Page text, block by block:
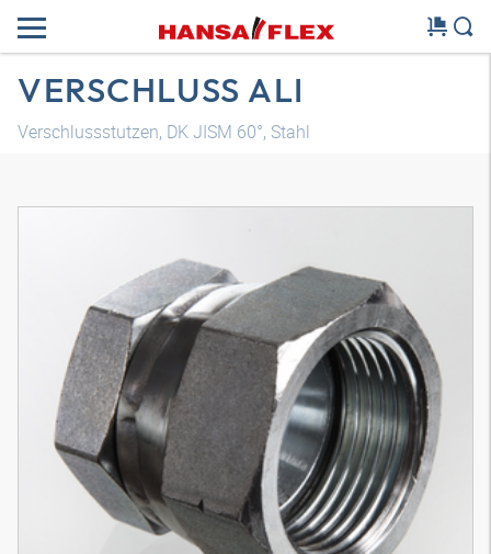
VERSCHLUSS ALI
Verschlussstutzen, DK JISM 60°, Stahl